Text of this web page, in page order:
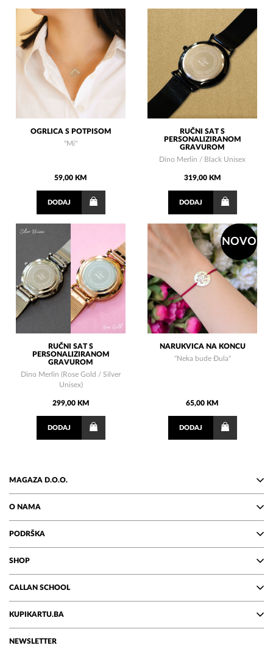
OGRLICA S POTPISOM
"Mi"
59,00 KM
DODAJ
RUČNI SAT S
PERSONALIZIRANOM
GRAVUROM
Dino Merlin / Black Unisex
319,00 KM
DODAJ
RUČNI SAT S
PERSONALIZIRANOM
GRAVUROM
Dino Merlin (Rose Gold / Silver
Unisex)
299,00 KM
DODAJ
NOVO
NARUKVICA NA KONCU
"Neka bude Đula"
65,00 KM
DODAJ
MAGAZA D.O.O.
O NAMA
PODRŠKA
SHOP
CALLAN SCHOOL
KUPIKARTU.BA
NEWSLETTER